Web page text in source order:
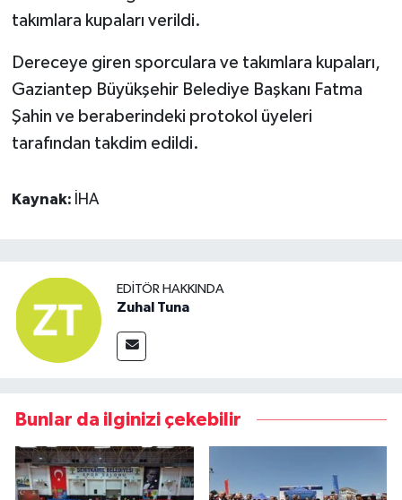
takımlara kupaları verildi.
Dereceye giren sporculara ve takımlara kupaları,
Gaziantep Büyükşehir Belediye Başkanı Fatma
Şahin ve beraberindeki protokol üyeleri
tarafından takdim edildi.
Kaynak: İHA
EDITÖR HAKKINDA
Zuhal Tuna
Bunlar da ilginizi çekebilir